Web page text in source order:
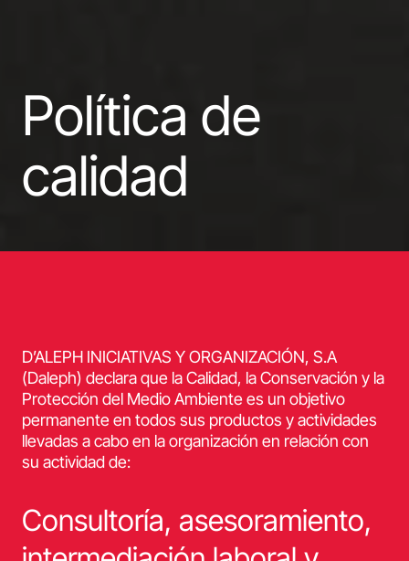
Política de
calidad
D’ALEPH INICIATIVAS Y ORGANIZACIÓN, S.A
(Daleph) declara que la Calidad, la Conservación y la
Protección del Medio Ambiente es un objetivo
permanente en todos sus productos y actividades
llevadas a cabo en la organización en relación con
su actividad de:
Consultoría, asesoramiento,